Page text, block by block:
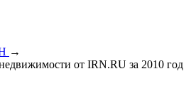
→
от IRN.RU за 2010 год